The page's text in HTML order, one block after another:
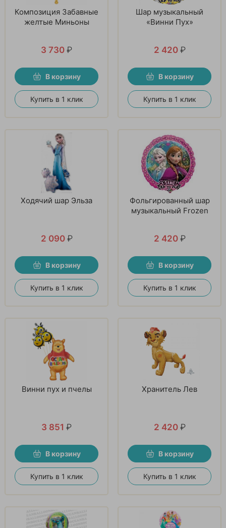
Композиция Забавные
желтые Миньоны
3 730 ₽
В корзину
Купить в 1 клик
Шар музыкальный
«Винни Пух»
2 420 ₽
В корзину
Купить в 1 клик
Ходячий шар Эльза
2 090 ₽
В корзину
Купить в 1 клик
Фольгированный шар
музыкальный Frozen
2 420 ₽
В корзину
Купить в 1 клик
Винни пух и пчелы
3 851 ₽
В корзину
Купить в 1 клик
Хранитель Лев
2 420 ₽
В корзину
Купить в 1 клик